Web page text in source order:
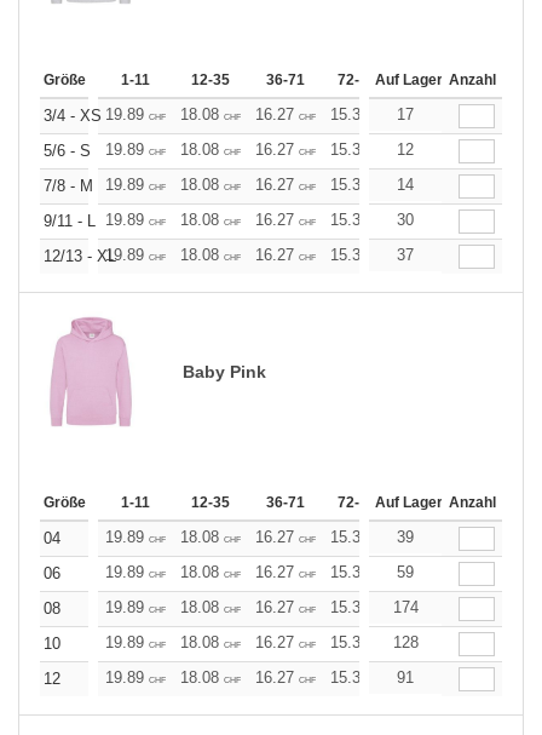
Größe 1-11 12-35 36-71 72-143 144-287 288 +
Auf Lager Anzahl
3/4 - XS 19.89 CHF 18.08 CHF 16.27 CHF 15.37 14.46
17
5/6 - S
19.89 CHF 18.08 CHF 16.27 CHF 15.37 14.46
12
7/8 - M
19.89 CHF 18.08 CHF 16.27 CHF 15.37 14.46
14
9/11 - L 19.89 CHF 18.08 CHF 16.27 CHF 15.37 14.46
30
12/13 - XL19.89 CHF 18.08 CHF 16.27 CHF 15.37 14.46
37
Baby Pink
Größe 1-11 12-35 36-71 72-143 144-287 288 +
Auf Lager Anzahl
04 19.89 CHF 18.08 CHF 16.27 CHF 15.37 14.46
39
06
19.89 CHF 18.08 CHF 16.27 CHF 15.37 14.46
59
08
19.89 CHF 18.08 CHF 16.27 CHF 15.37 14.46
174
10
19.89 CHF 18.08 CHF 16.27 CHF 15.37 14.46
128
12
19.89 CHF 18.08 CHF 16.27 CHF 15.37 14.46
91